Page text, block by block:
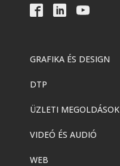
GRAFIKA ÉS DESIGN
DTP
ÜZLETI MEGOLDÁSOK
VIDEÓ ÉS AUDIÓ
WEB